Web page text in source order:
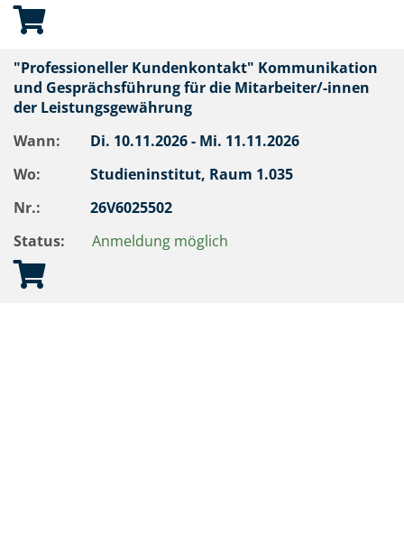
"Professioneller Kundenkontakt" Kommunikation
und Gesprächsführung für die Mitarbeiter/-innen
der Leistungsgewährung
Wann:
Di. 10.11.2026 - Mi. 11.11.2026
Wo:
Studieninstitut, Raum 1.035
Nr.:
26V6025502
Status:
Anmeldung möglich